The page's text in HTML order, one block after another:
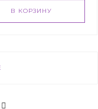
В КОРЗИНУ